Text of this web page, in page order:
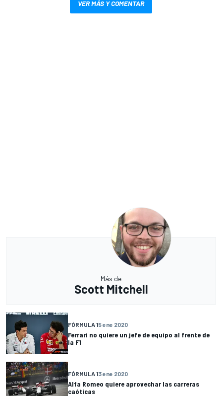
VER MÁS Y COMENTAR
Más de
Scott Mitchell
FÓRMULA 15 ene 2020
Ferrari no quiere un jefe de equipo al frente de
la F1
FÓRMULA 13 ene 2020
Alfa Romeo quiere aprovechar las carreras
caóticas